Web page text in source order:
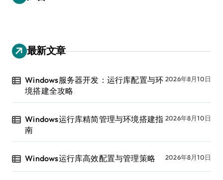
最新文章
Windows服务器开发：运行库配置与环
境搭建全攻略
2026年8月10日
Windows运行库精简管理与环境搭建指
南
2026年8月10日
Windows运行库高效配置与管理策略 2026年8月10日